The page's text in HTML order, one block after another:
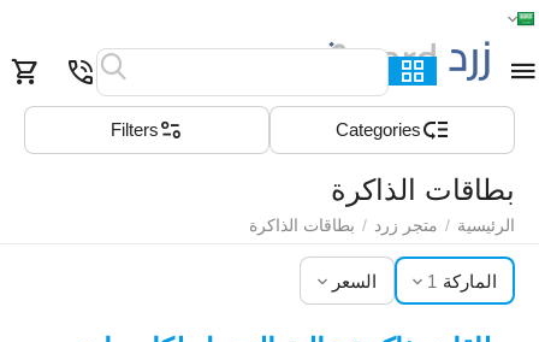
Сategories
Filters
بطاقات الذاكرة
الرئيسية / متجر زرد / بطاقات الذاكرة
الماركة 1 السعر
الرئيسية القائمة بحث السلة قائمة المفضلة